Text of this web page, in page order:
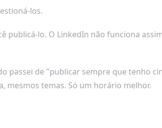
los.
publicá-lo. O LinkedIn não funciona
passei de "publicar sempre que tenho
mesmos temas. Só um horário melhor.